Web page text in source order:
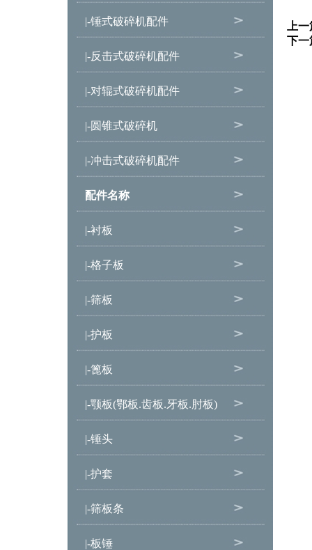
|-锤式破碎机配件
|-反击式破碎机配件
|-对辊式破碎机配件
|-圆锥式破碎机
|-冲击式破碎机配件
配件名称
|-衬板
|-格子板
|-筛板
|-护板
|-篦板
|-颚板(鄂板.齿板.牙板.肘板)
|-锤头
|-护套
|-筛板条
|-板锤
上
下一